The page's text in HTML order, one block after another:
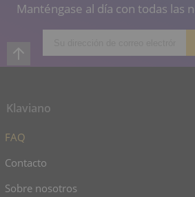
Manténgase al día con todas las
Klaviano
FAQ
Contacto
Sobre nosotros